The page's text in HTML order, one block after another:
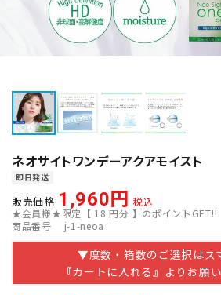
ネオサイトワンデーアクアモイスト
即日発送
販売価格 1,960
税込
★会員様★限定【 18 円分 】のポイントGET!!
商品番号
j-1-neoa
▼度数・箱数のご選択はス
『カートに入れる』よりお願